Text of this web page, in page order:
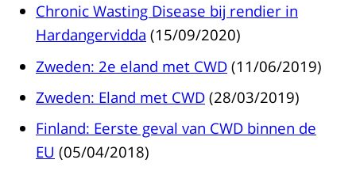
Chronic Wasting Disease bij rendier in
Hardangervidda (15/09/2020)
Zweden: 2e eland met CWD (11/06/2019)
Zweden: Eland met CWD (28/03/2019)
Finland: Eerste geval van CWD binnen de
EU (05/04/2018)